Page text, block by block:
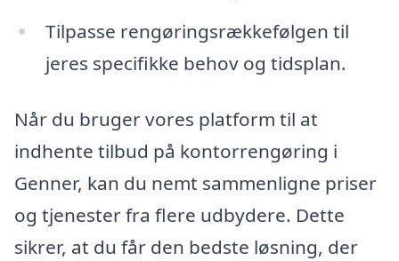
Tilpasse rengøringsrækkefølgen til
jeres specifikke behov og tidsplan.
Når du bruger vores platform til at
indhente tilbud på kontorrengøring i
Genner, kan du nemt sammenligne priser
og tjenester fra flere udbydere. Dette
sikrer, at du får den bedste løsning, der